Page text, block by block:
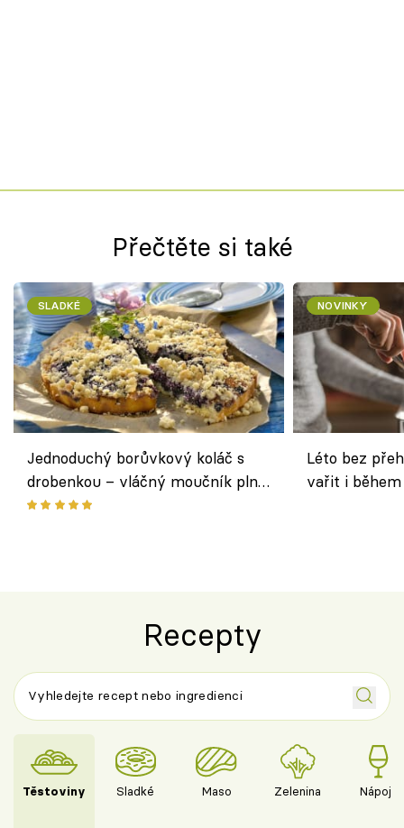
Přečtěte si také
SLADKÉ
Jednoduchý borůvkový koláč s
drobenkou – vláčný moučník plný
ovoce
NOVINKY
Léto bez
vařit i
Recepty
Těstoviny Sladké Maso Zelenina Nápoje